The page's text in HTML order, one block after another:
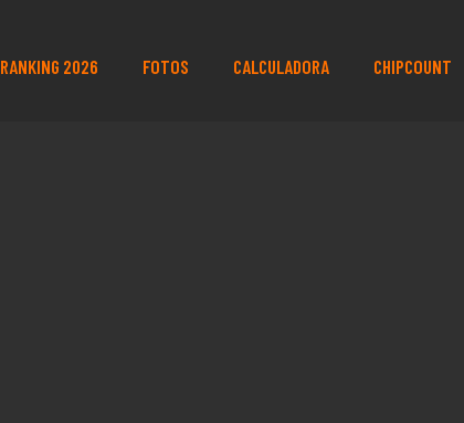
RANKING 2026 FOTOS CALCULADORA CHIPCOUNT